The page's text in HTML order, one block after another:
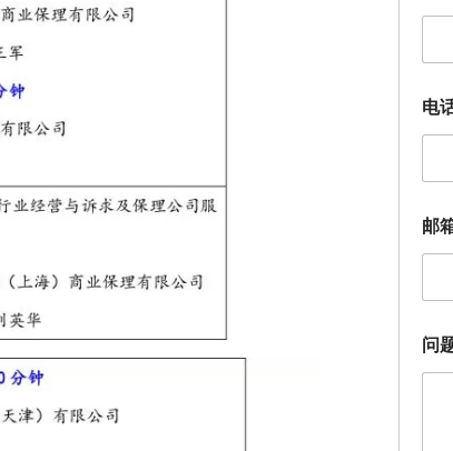
电
箱
（
问
题
描
邮
问